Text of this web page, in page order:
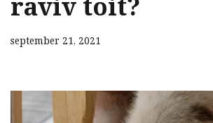
raviv toit?
september 21, 2021